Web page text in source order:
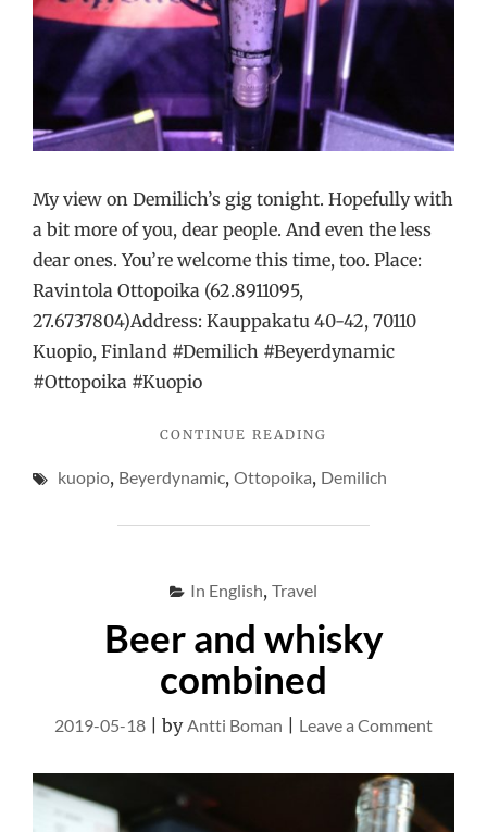
My view on Demilich’s gig tonight. Hopefully with
a bit more of you, dear people. And even the less
dear ones. You’re welcome this time, too. Place:
Ravintola Ottopoika (62.8911095,
27.6737804)Address: Kauppakatu 40-42, 70110
Kuopio, Finland #Demilich #Beyerdynamic
#Ottopoika #Kuopio
CONTINUE READING
STARING"
kuopio, Beyerdynamic, Ottopoika, Demilich
In English, Travel
Beer and whisky
combined
2019-05-18 byAntti Boman Leave a Commenton
whisky